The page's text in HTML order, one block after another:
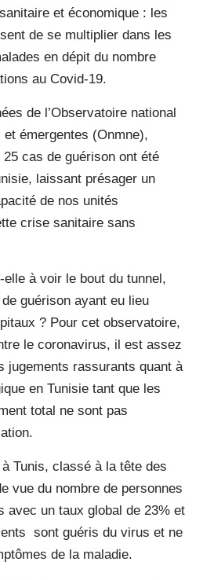
et économique : les
de se multiplier dans les
en dépit du nombre
au Covid-19.
de l’Observatoire national
émergentes (Onmne),
25 cas de guérison ont été
laissant présager un
de nos unités
crise sanitaire sans
à voir le bout du tunnel,
guérison ayant eu lieu
? Pour cet observatoire,
le coronavirus, il est assez
jugements rassurants quant à
en Tunisie tant que les
total ne sont pas
Tunis, classé à la tête des
vue du nombre de personnes
avec un taux global de 23% et
sont guéris du virus et ne
de la maladie.